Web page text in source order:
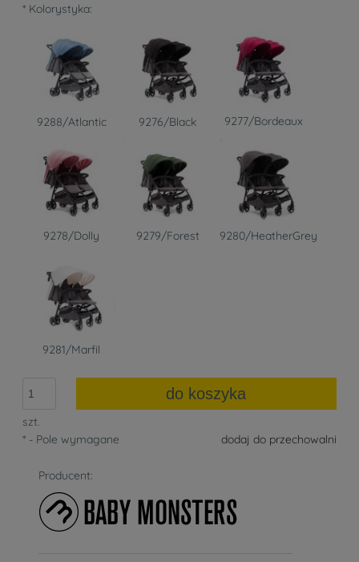
* Kolorystyka:
9288/Atlantic 9276/Black 9277/Bordeaux
9278/Dolly 9279/Forest 9280/HeatherGrey
9281/Marfil
szt.
do koszyka
dodaj do przechowalni
* - Pole wymagane
Producent: